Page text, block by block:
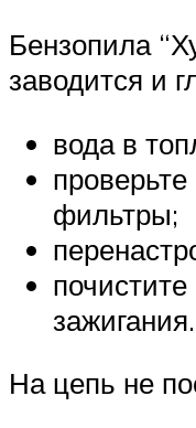
Бензопила
заводится и
вода в
фильтры;
зажигания.
На цепь не